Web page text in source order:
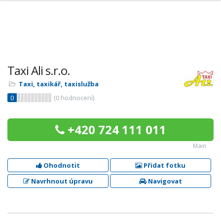
Taxi Ali s.r.o.
Taxi, taxikář, taxislužba
0
(0 hodnocení)
+420 724 111 011
Main
Ohodnotit
Přidat fotku
Navrhnout úpravu
Navigovat